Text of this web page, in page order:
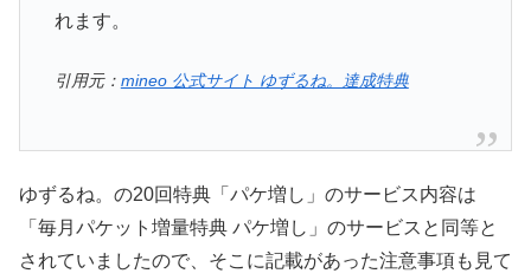
れます。
引用元： mineo 公式サイト ゆずるね。達成特典
ゆずるね。の20回特典「パケ増し」のサービス内容は
「毎月パケット増量特典 パケ増し」のサービスと同等と
されていましたので、そこに記載があった注意事項も見て